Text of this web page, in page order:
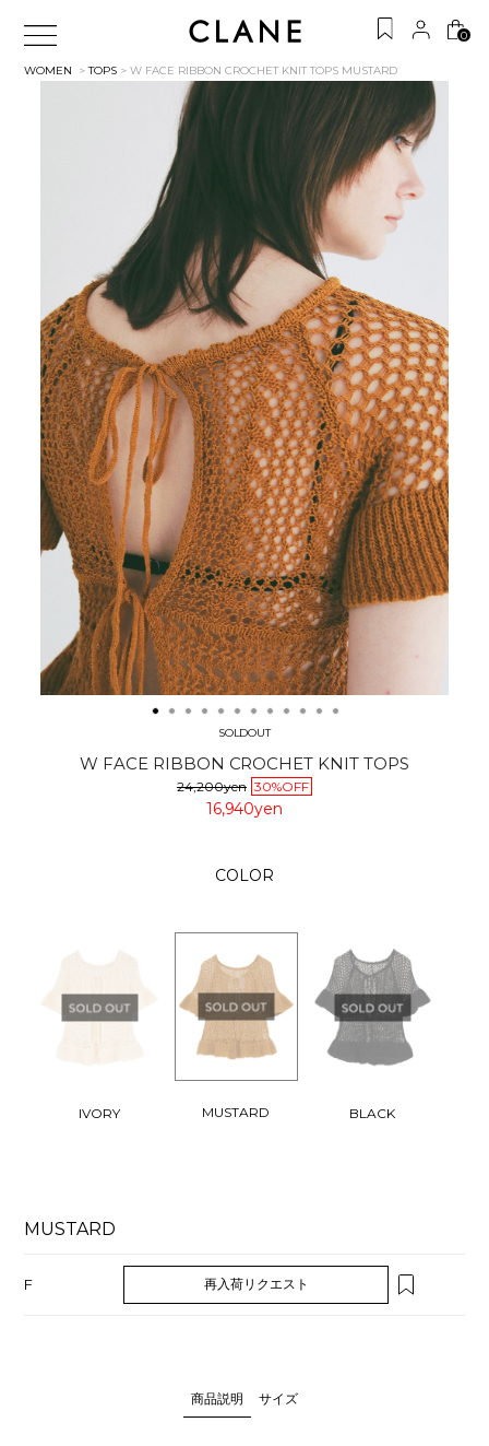
0
WOMEN >TOPS > W FACE RIBBON CROCHET KNIT TOPS MUSTARD
SOLDOUT
W FACE RIBBON CROCHET KNIT TOPS
24,200yen 30%OFF
16,940yen
COLOR
IVORY MUSTARD BLACK
MUSTARD
F 再入荷リクエスト
商品説明 サイズ